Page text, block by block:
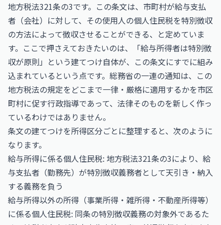
地方税法321条の3です。この条文は、市町村が給与支払
者（会社）に対して、その使用人の個人住民税を特別徴収
の方法によって徴収させることができる、と定めていま
す。ここで押さえておきたいのは、「給与所得者は特別徴
収が原則」という建てつけ自体が、この条文にすでに組み
込まれているという点です。総務省の一連の通知は、この
地方税法の規定をどこまで一律・厳格に適用するかを市区
町村に促す行政指導であって、法律そのものを新しく作っ
ているわけではありません。
条文の建てつけを所得区分ごとに整理すると、次のように
なります。
給与所得に係る個人住民税: 地方税法321条の3により、給
与支払者（勤務先）が特別徴収義務者として天引き・納入
する義務を負う
給与所得以外の所得（事業所得・雑所得・不動産所得等）
に係る個人住民税: 同条の特別徴収義務の対象外であるた